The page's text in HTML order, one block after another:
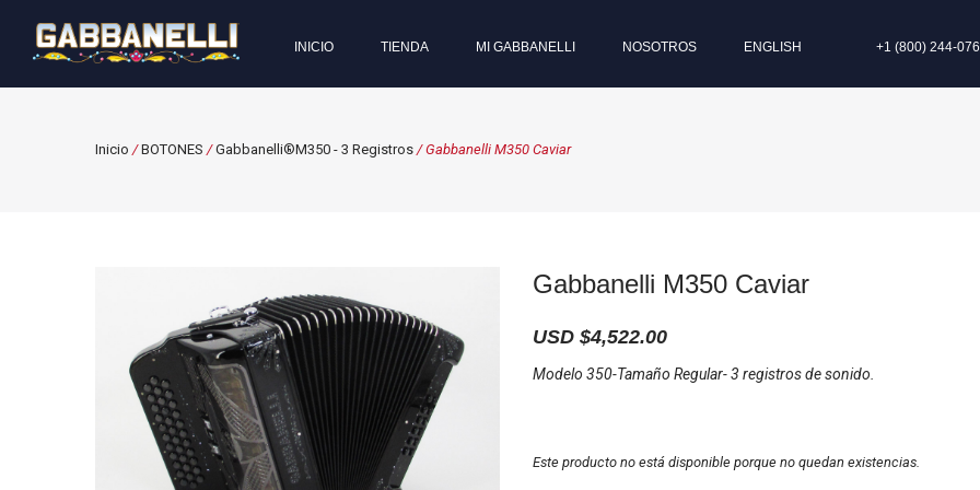
INICIO TIENDA MI GABBANELLI NOSOTROS ENGLISH +1 (800) 244-
Inicio /BOTONES /Gabbanelli®M350 - 3 Registros / Gabbanelli M350 Caviar
Gabbanelli M350 Caviar
USD $4,522.00
Modelo 350-Tamaño Regular- 3 registros de sonido.
Este producto no está disponible porque no quedan existencias.